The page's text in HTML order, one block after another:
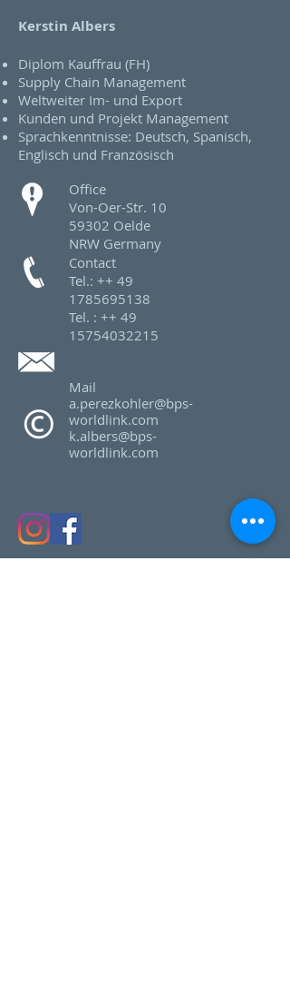
Kerstin Albers
Diplom Kauffrau (FH)
Supply Chain Management
Weltweiter Im- und Export
Kunden und Projekt Management
Sprachkenntnisse: Deutsch, Spanisch,
Englisch und Französisch
Office
Von-Oer-Str. 10
59302 Oelde
NRW Germany
Contact
Tel.: ++ 49
1785695138
Tel. : ++ 49
15754032215
Mail
a.perezkohler@bps-
worldlink.com
k.albers@bps-
worldlink.com
IMPRESSUM: